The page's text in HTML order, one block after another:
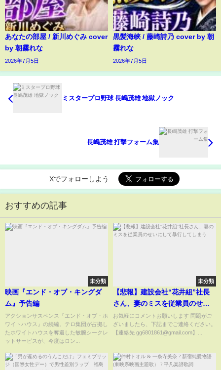
あなたの部屋 / 新川めぐみ cover
by 朝霧れな
2026年7月5日
黒髪海峡 / 藤崎詩乃 cover by 朝
霧れな
2026年7月5日
ミスタープロ野球 長嶋茂雄 地獄ノック
長嶋茂雄 打撃フォーム集
Xでフォローしよう
おすすめの記事
未分類
映画『エンド・オブ・キングダ
ム』予告編
アクションサスペンス『エンド・オブ・ホ
ワイトハウス』の続編。テロ集団が占拠し
たホワイトハウスを奪還した敏腕シークレ
ットサービスが、今度はロン...
未分類
【悲報】建設会社“花井組”社長
さん、妻のミスを従業員のせい
にして暴行してしまう
お気軽にコメントお願いします 問題がご
ざいましたら、下記までご連絡ください。
【連絡先 gg6801861@gmail.com】...